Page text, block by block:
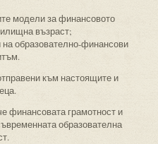
модели за финансовото
възраст;
на образователно-финан­со­ви
към настоящите и
финансовата грамотност и
образователна